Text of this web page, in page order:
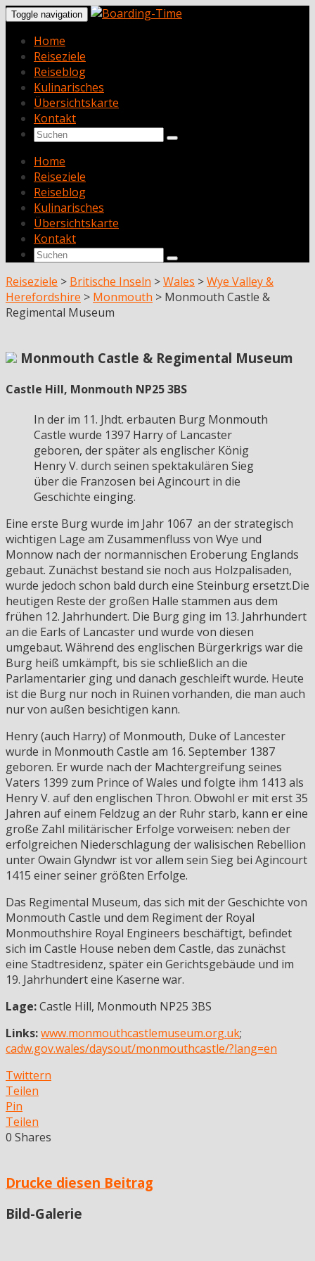
Toggle navigation
Home
Reiseziele
Reiseblog
Kulinarisches
Übersichtskarte
Kontakt
Home
Reiseziele
Reiseblog
Kulinarisches
Übersichtskarte
Kontakt
Reiseziele > Britische Inseln >Wales >Wye Valley &
Herefordshire > Monmouth > Monmouth Castle &
Regimental Museum
Monmouth Castle & Regimental Museum
Castle Hill, Monmouth NP25 3BS
In der im 11. Jhdt. erbauten Burg Monmouth
Castle wurde 1397 Harry of Lancaster
geboren, der später als englischer König
Henry V. durch seinen spektakulären Sieg
über die Franzosen bei Agincourt in die
Geschichte einging.
Eine erste Burg wurde im Jahr 1067 an der strategisch
wichtigen Lage am Zusammenfluss von Wye und
Monnow nach der normannischen Eroberung Englands
gebaut. Zunächst bestand sie noch aus Holzpalisaden,
wurde jedoch schon bald durch eine Steinburg ersetzt.Die
heutigen Reste der großen Halle stammen aus dem
frühen 12. Jahrhundert. Die Burg ging im 13. Jahrhundert
an die Earls of Lancaster und wurde von diesen
umgebaut. Während des englischen Bürgerkrigs war die
Burg heiß umkämpft, bis sie schließlich an die
Parlamentarier ging und danach geschleift wurde. Heute
ist die Burg nur noch in Ruinen vorhanden, die man auch
nur von außen besichtigen kann.
Henry (auch Harry) of Monmouth, Duke of Lancester
wurde in Monmouth Castle am 16. September 1387
geboren. Er wurde nach der Machtergreifung seines
Vaters 1399 zum Prince of Wales und folgte ihm 1413 als
Henry V. auf den englischen Thron. Obwohl er mit erst 35
Jahren auf einem Feldzug an der Ruhr starb, kann er eine
große Zahl militärischer Erfolge vorweisen: neben der
erfolgreichen Niederschlagung der walisischen Rebellion
unter Owain Glyndwr ist vor allem sein Sieg bei Agincourt
1415 einer seiner größten Erfolge.
Das Regimental Museum, das sich mit der Geschichte von
Monmouth Castle und dem Regiment der Royal
Monmouthshire Royal Engineers beschäftigt, befindet
sich im Castle House neben dem Castle, das zunächst
eine Stadtresidenz, später ein Gerichtsgebäude und im
19. Jahrhundert eine Kaserne war.
Lage:Castle Hill, Monmouth NP25 3BS
Links:www.monmouthcastlemuseum.org.uk;
cadw.gov.wales/daysout/monmouthcastle/?lang=en
Twittern
Teilen
Pin
Teilen
0 Shares
Drucke diesen Beitrag
Bild-Galerie